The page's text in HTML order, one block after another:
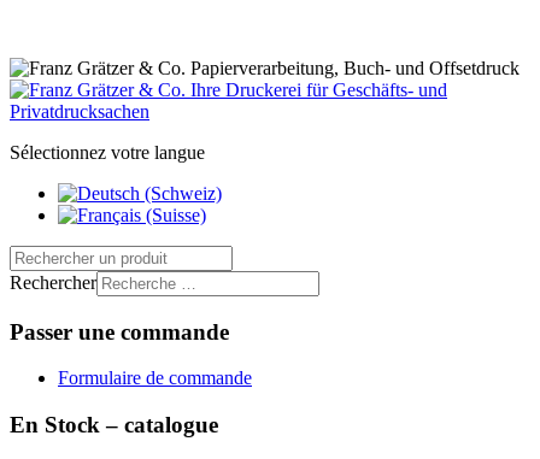
Sélectionnez votre langue
Rechercher
Passer une commande
Formulaire de commande
En Stock – catalogue